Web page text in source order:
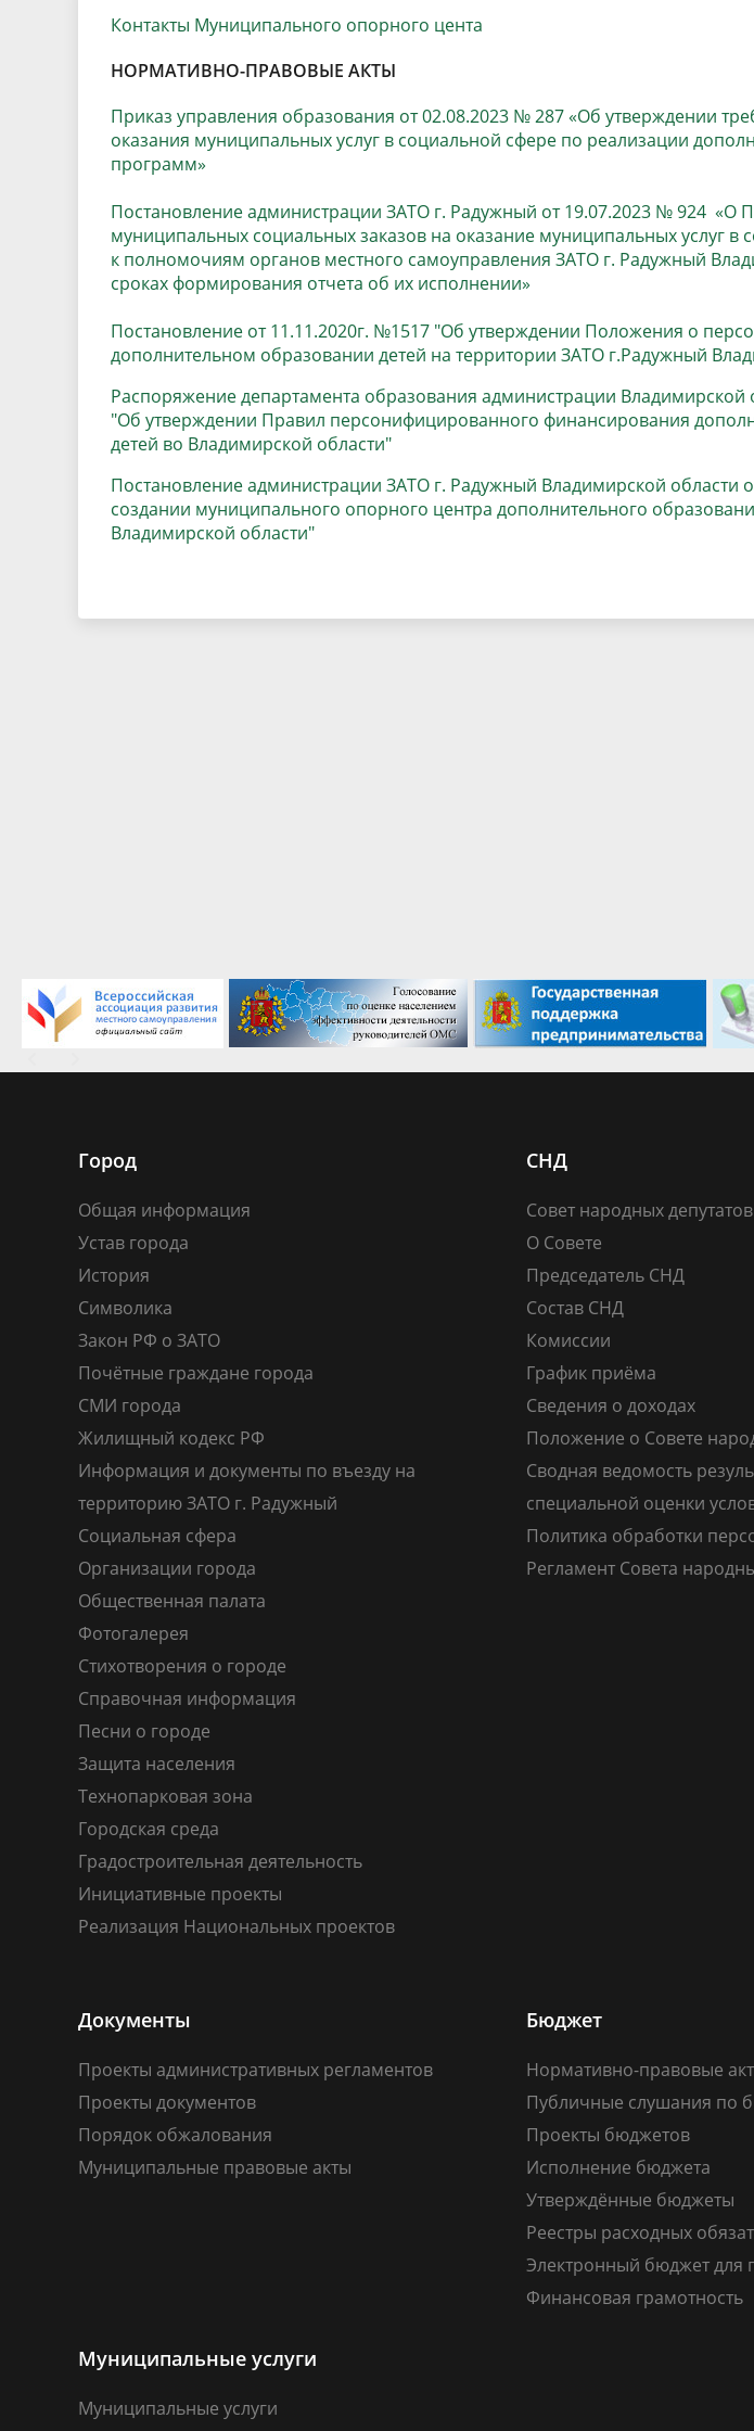
Песни о городе
Защита населения
Градостроительная деятельность
условий труда
Результаты проверок
Контакты Муниципального опорного цента
НОРМАТИВНО-ПРАВОВЫЕ АКТЫ
Приказ управления образования от 02.08.2023 № 287 «Об утверждении
оказания муниципальных услуг в социальной сфере по реализации
программ»
Постановление администрации ЗАТО г. Радужный от 19.07.2023 № 924 «О
муниципальных социальных заказов на оказание муниципальных услуг в
к полномочиям органов местного самоуправления ЗАТО г. Радужный
сроках формирования отчета об их исполнении»
Постановление от 11.11.2020г. №1517 "Об утверждении Положения о
дополнительном образовании детей на территории ЗАТО г.Радужный
Распоряжение департамента образования администрации Владимирской
"Об утверждении Правил персонифицированного финансирования
детей во Владимирской области"
Постановление администрации ЗАТО г. Радужный Владимирской области
создании муниципального опорного центра дополнительного
Владимирской области"
Город
Общая информация
Устав города
История
Символика
Закон РФ о ЗАТО
Почётные граждане города
СМИ города
Жилищный кодекс РФ
Информация и документы по въезду на
территорию ЗАТО г. Радужный
Социальная сфера
Организации города
Общественная палата
Фотогалерея
Стихотворения о городе
Справочная информация
Песни о городе
Защита населения
Технопарковая зона
Городская среда
Градостроительная деятельность
Инициативные проекты
Реализация Национальных проектов
СНД
Совет народных депутатов
О Совете
Председатель СНД
Состав СНД
Комиссии
График приёма
Сведения о доходах
Положение о Совете
Сводная ведомость
специальной оценки
Политика обработки
Регламент Совета
Документы
Проекты административных регламентов
Проекты документов
Порядок обжалования
Муниципальные правовые акты
Бюджет
Нормативно-правовые
Публичные слушания по
Проекты бюджетов
Исполнение бюджета
Утверждённые бюджеты
Реестры расходных
Электронный бюджет для
Финансовая грамотность
Муниципальные услуги
Муниципальные услуги